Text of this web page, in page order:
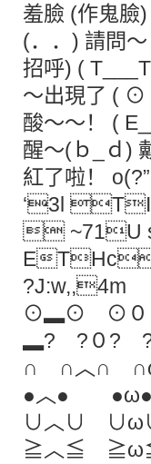
羞臉 (作鬼臉
(．．) 請問
招呼) (
～出現了 ( ⊙
酸～～！ (
醒～(ｂ_ｄ)
紅了啦！
‘3l TI
 ~71U
E
?J:w,,4m
⊙▂⊙ ⊙
▂? ?０?
∩ ∩︿∩
●︿●
∪︿∪
≧︿≦